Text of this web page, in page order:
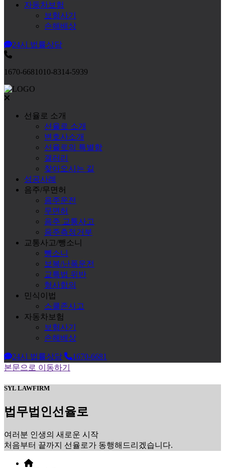
자동차보험
보험사기
손해배상
24시 법률상담
1670-6681 010-8314-5939
선율로 소개
선율로 소개
변호사소개
선율로의 특별함
갤러리
찾아오시는 길
성공사례
음주/무면허
음주운전
무면허
음주 교통사고
음주측정거부
교통사고/뺑소니
뺑소니
보복/난폭운전
교특법 위반
형사합의
민식이법
스쿨존사고
자동차보험
보험사기
손해배상
24시 법률상담
1670-6681
본문으로 이동하기
SYL LAWFIRM
법무법인선율로
여러분 인생의 새로운 시작
처음부터 끝까지 선율로가 동행해드리겠습니다.